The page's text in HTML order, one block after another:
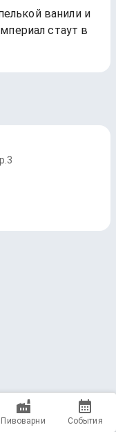
ванили и
стаут в
Пивоварни События